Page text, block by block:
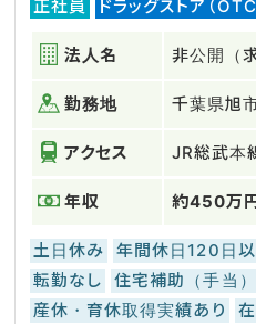
正社員 ドラッグストア（OTC
法人名 非公開（
勤務地 千葉県旭
アクセス JR総武本
年収 約450万
土日休み 年間休日120日
転勤なし
住宅補助（手当
産休・育休取得実績あり